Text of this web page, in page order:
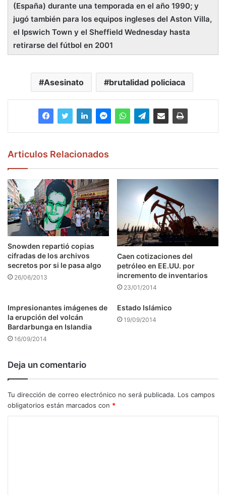
(España) durante una temporada en el año 1990; y
jugó también para los equipos ingleses del Aston Villa,
el Ipswich Town y el Sheffield Wednesday hasta
retirarse del fútbol en 2001
Asesinato brutalidad policiaca
Articulos Relacionados
Snowden repartió copias
cifradas de los archivos
secretos por si le pasa algo
26/06/2013
Caen cotizaciones del
petróleo en EE.UU. por
incremento de inventarios
23/01/2014
Impresionantes imágenes de
la erupción del volcán
Bardarbunga en Islandia
16/09/2014
Estado Islámico
19/09/2014
Deja un comentario
Tu dirección de correo electrónico no será publicada. Los campos
obligatorios están marcados con *